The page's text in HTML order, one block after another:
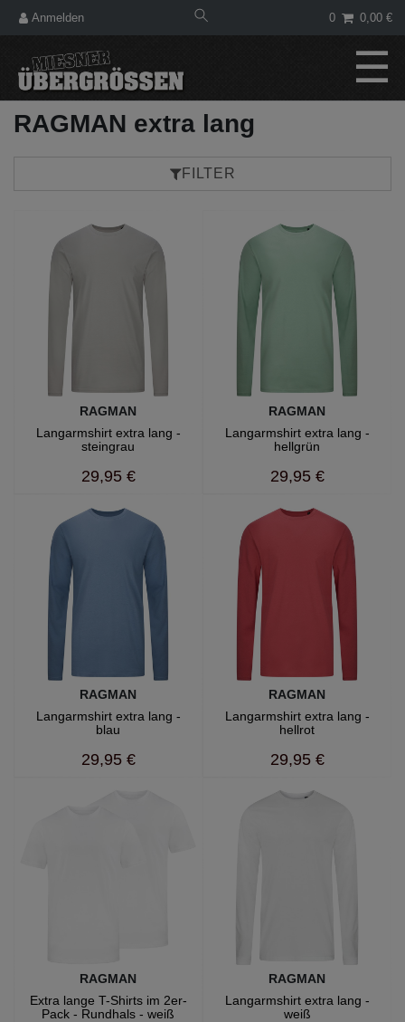
Anmelden 0 0,00 €
☰
RAGMAN extra lang
FILTER
RAGMAN
Langarmshirt extra lang -
steingrau
29,95 €
RAGMAN
Langarmshirt extra lang -
hellgrün
29,95 €
RAGMAN
Langarmshirt extra lang -
blau
29,95 €
RAGMAN
Langarmshirt extra lang -
hellrot
29,95 €
RAGMAN
Extra lange T-Shirts im 2er-
Pack - Rundhals - weiß
RAGMAN
Langarmshirt extra lang -
weiß